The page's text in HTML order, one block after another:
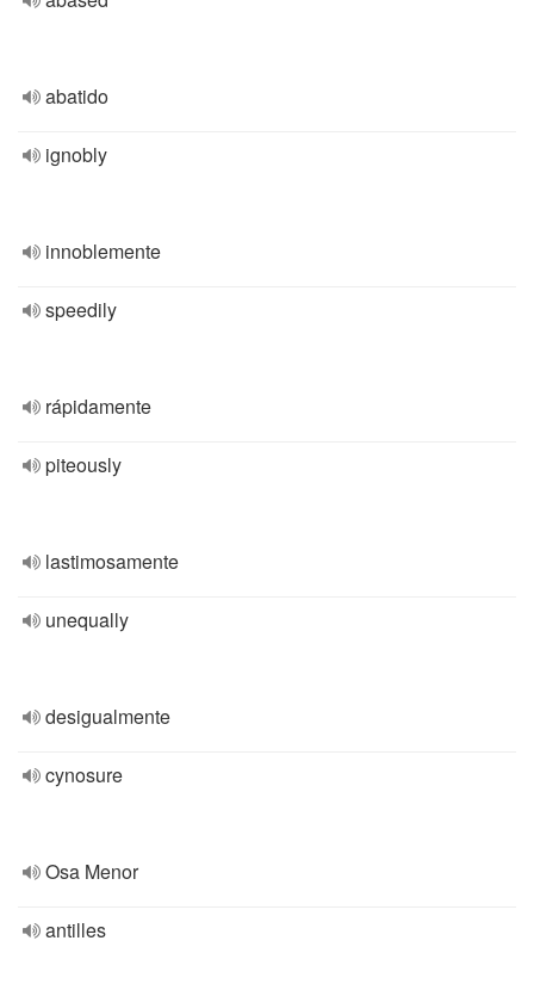
abatido
ignobly
innoblemente
speedily
rápidamente
piteously
lastimosamente
unequally
desigualmente
cynosure
Osa Menor
antilles